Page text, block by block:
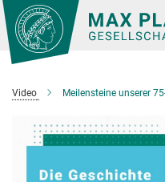
Hauptinhalt
Video Meilensteine unserer